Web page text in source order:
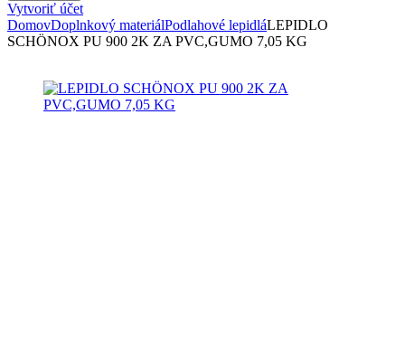
Vytvoriť účet
DomovDoplnkový materiálPodlahové lepidláLEPIDLO
SCHÖNOX PU 900 2K ZA PVC,GUMO 7,05 KG